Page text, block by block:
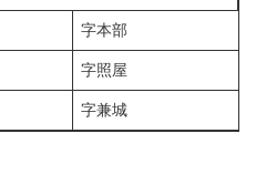
字本部
字照屋
字兼城